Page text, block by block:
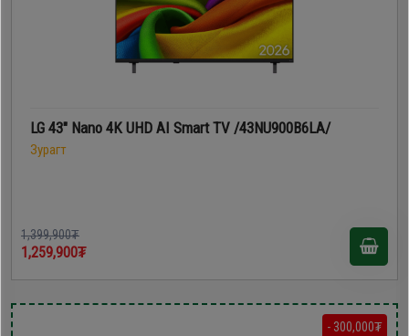
LG 43" Nano 4K UHD AI Smart TV /43NU900B6LA/
Зурагт
1,399,900₮
1,259,900₮
- 300,000₮